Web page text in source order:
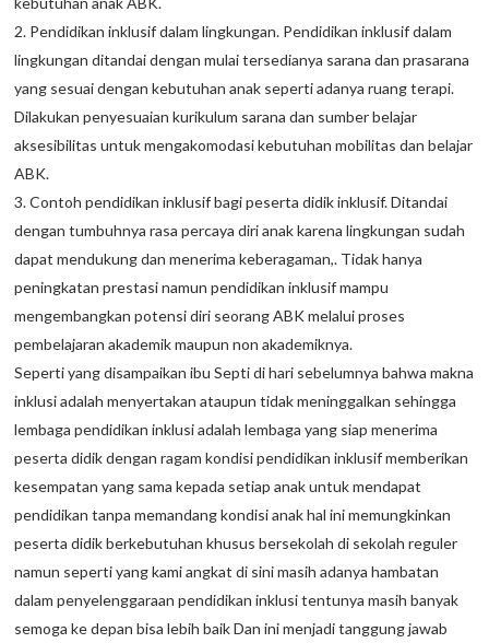
2. Pendidikan inklusif dalam lingkungan. Pendidikan inklusif dalam
lingkungan ditandai dengan mulai tersedianya sarana dan prasarana
yang sesuai dengan kebutuhan anak seperti adanya ruang terapi.
Dilakukan penyesuaian kurikulum sarana dan sumber belajar
aksesibilitas untuk mengakomodasi kebutuhan mobilitas dan belajar
ABK.
3. Contoh pendidikan inklusif bagi peserta didik inklusif. Ditandai
dengan tumbuhnya rasa percaya diri anak karena lingkungan sudah
dapat mendukung dan menerima keberagaman,. Tidak hanya
peningkatan prestasi namun pendidikan inklusif mampu
mengembangkan potensi diri seorang ABK melalui proses
pembelajaran akademik maupun non akademiknya.
Seperti yang disampaikan ibu Septi di hari sebelumnya bahwa makna
inklusi adalah menyertakan ataupun tidak meninggalkan sehingga
lembaga pendidikan inklusi adalah lembaga yang siap menerima
peserta didik dengan ragam kondisi pendidikan inklusif memberikan
kesempatan yang sama kepada setiap anak untuk mendapat
pendidikan tanpa memandang kondisi anak hal ini memungkinkan
peserta didik berkebutuhan khusus bersekolah di sekolah reguler
namun seperti yang kami angkat di sini masih adanya hambatan
dalam penyelenggaraan pendidikan inklusi tentunya masih banyak
semoga ke depan bisa lebih baik Dan ini menjadi tanggung jawab